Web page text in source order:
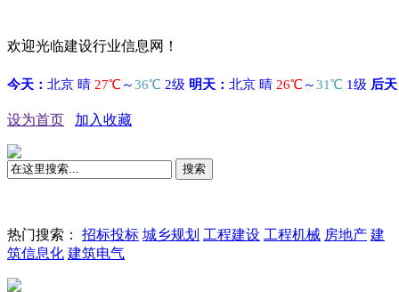
欢迎光临建设行业信息网！
设为首页 加入收藏
搜索
热门搜索： 招标投标 城乡规划 工程建设 工程机械 房地产 建
筑信息化 建筑电气